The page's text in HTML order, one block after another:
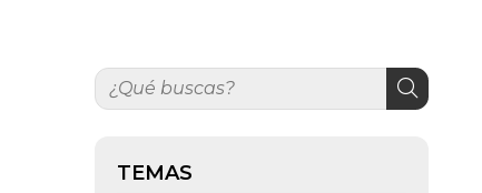
TEMAS